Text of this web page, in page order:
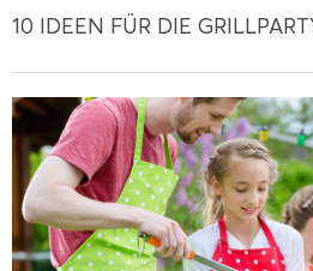
10 IDEEN FÜR DIE